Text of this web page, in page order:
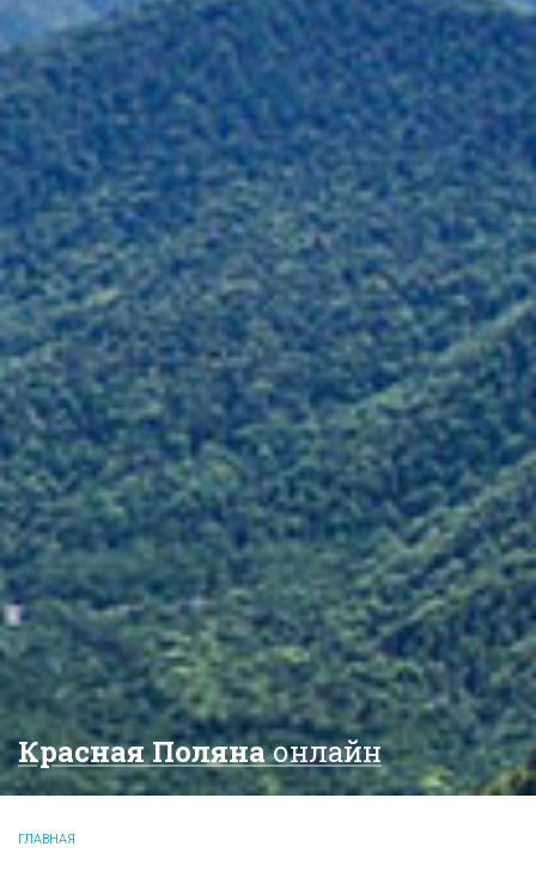
Красная Полянаонлайн
ГЛАВНАЯ